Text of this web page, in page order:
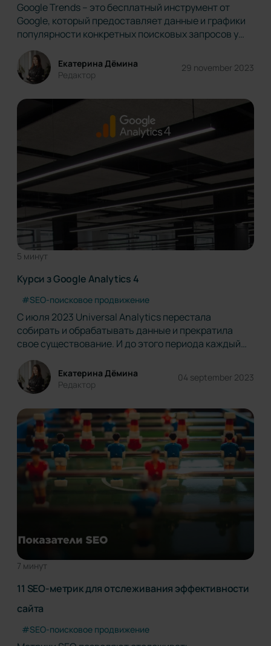
Google Trends – это бесплатный инструмент от
Google, который предоставляет данные и графики
популярности конкретных поисковых запросов у
Google и YouTube. Google Trends запустили в 2006
году. Функция тенденций поиска Google Trends
показывает, насколько популярны определенные
запросы в определенных регионах…
Екатерина Дёмина
Редактор
29 november 2023
5 минут
Курси з Google Analytics 4
#SEO-поисковое продвижение
С июля 2023 Universal Analytics перестала
собирать и обрабатывать данные и прекратила
свое существование. И до этого периода каждый
пользователь должен был перейти и освоить новый
ресурс – Google Analytics 4. Однако до сих пор не
все разобрались, как пользоваться…
Екатерина Дёмина
Редактор
04 september 2023
7 минут
11 SEO-метрик для отслеживания эффективности
сайта
#SEO-поисковое продвижение